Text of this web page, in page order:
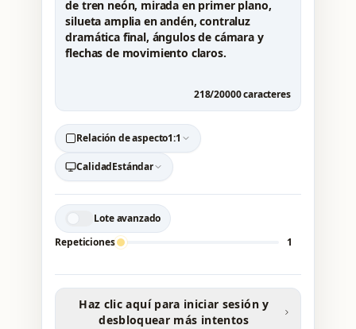
218/20000caracteres
Relación de aspecto1:1
CalidadEstándar
Lote avanzado
Repeticiones
1
Haz clic aquí para iniciar sesión y
desbloquear más intentos